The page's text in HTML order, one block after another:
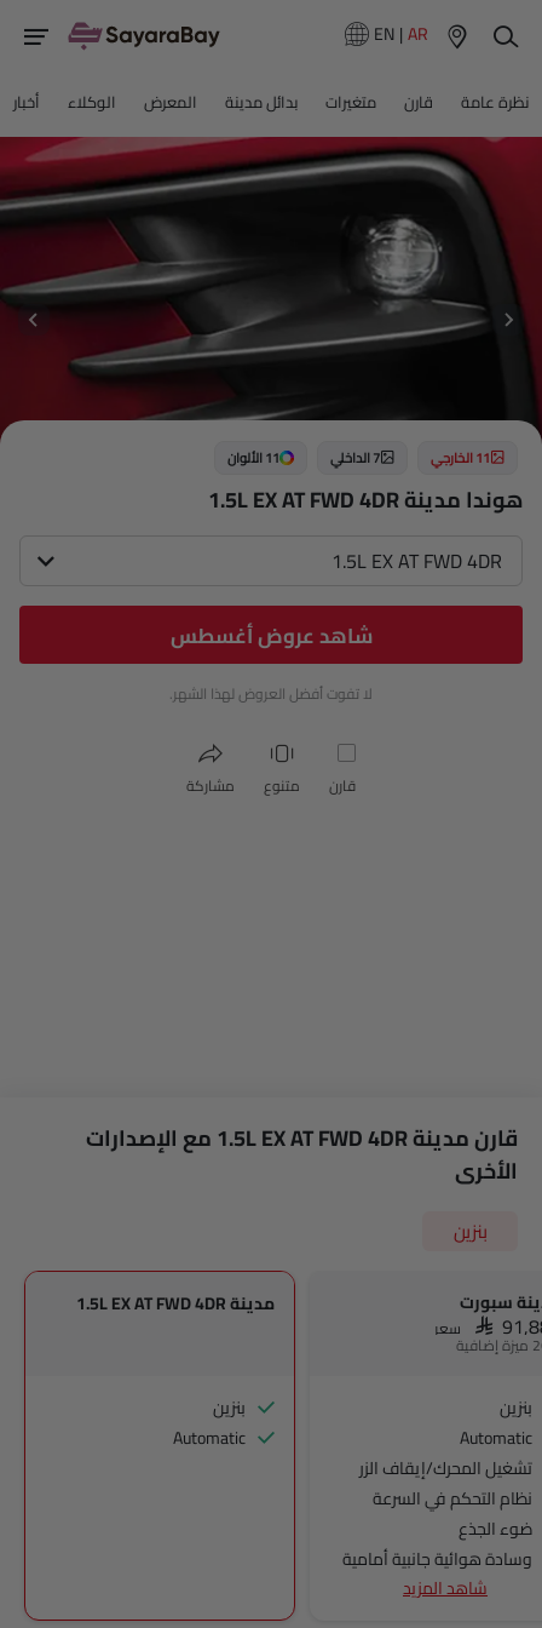
EN|AR
نظرة عامة قارن متغيرات بدائل مدينة المعرض الوكلاء أخبار
11 الخارجي 7 الداخلي 11 الألوان
هوندا مدينة 1.5L EX AT FWD 4DR
1.5L EX AT FWD 4DR
شاهد عروض أغسطس
لا تفوت أفضل العروض لهذا الشهر.
قارن متنوع مشاركة
قارن مدينة 1.5L EX AT FWD 4DR مع الإصدارات
الأخرى
بنزين
سبورت
SAR سعر
بنزين
Automatic
تشغيل المحرك/إيقاف الزر
نظام التحكم في السرعة
ضوء الجذع
وسادة هوائية جانبية أمامية
مرآة الرؤية الخلفية ليلا ونهارا
شاهد المزيد
مدينة 1.5L EX AT FWD 4DR
بنزين
Automatic